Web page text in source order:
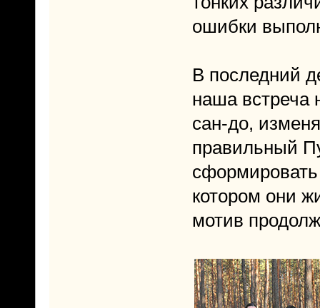
ошибки
В последний
наша встреча
сан-до,
правильный
котором они
мотив